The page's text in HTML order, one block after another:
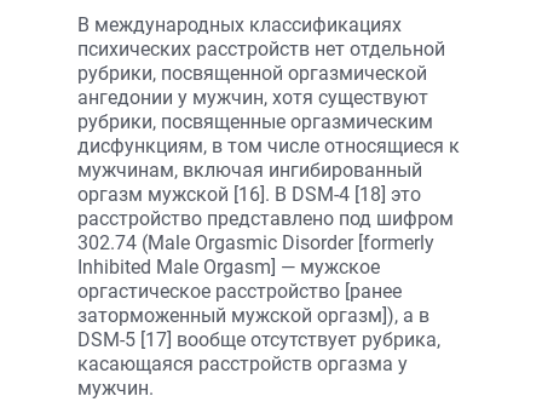
В международных классификациях
психических расстройств нет отдельной
рубрики, посвященной оргазмической
ангедонии у мужчин, хотя существуют
рубрики, посвященные оргазмическим
дисфункциям, в том числе относящиеся к
мужчинам, включая ингибированный
оргазм мужской [16]. В DSM-4 [18] это
расстройство представлено под шифром
302.74 (Male Orgasmic Disorder [formerly
Inhibited Male Orgasm] — мужское
оргастическое расстройство [ранее
заторможенный мужской оргазм]), а в
DSM-5 [17] вообще отсутствует рубрика,
касающаяся расстройств оргазма у
мужчин.